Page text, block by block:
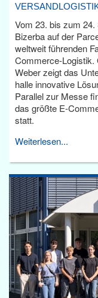
Vom 23. bis zum
Bizerba auf der
weltweit führenden
Commerce-Logistik.
Weber zeigt das
halle innovative
Parallel zur Messe
das größte E-
statt.
Weiterlesen...